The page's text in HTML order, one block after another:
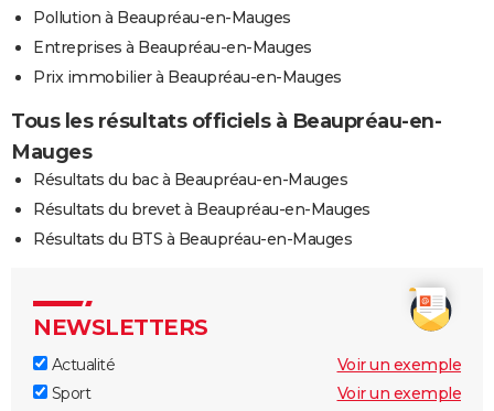
Pollution à Beaupréau-en-Mauges
Entreprises à Beaupréau-en-Mauges
Prix immobilier à Beaupréau-en-Mauges
Tous les résultats officiels à Beaupréau-en-
Mauges
Résultats du bac à Beaupréau-en-Mauges
Résultats du brevet à Beaupréau-en-Mauges
Résultats du BTS à Beaupréau-en-Mauges
NEWSLETTERS
Actualité
Voir un exemple
Sport
Voir un exemple